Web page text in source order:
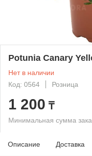
Potunia Canary
Нет в наличии
Код: 0564
Розница
1 200 ₸
Минимальная сумма
Описание Доставка